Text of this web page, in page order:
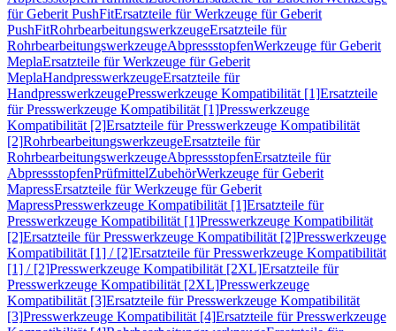
für Geberit PushFitErsatzteile für Werkzeuge für Geberit
PushFitRohrbearbeitungswerkzeugeErsatzteile für
RohrbearbeitungswerkzeugeAbpressstopfenWerkzeuge für Geberit
MeplaErsatzteile für Werkzeuge für Geberit
MeplaHandpresswerkzeugeErsatzteile für
HandpresswerkzeugePresswerkzeuge Kompatibilität [1]Ersatzteile
für Presswerkzeuge Kompatibilität [1]Presswerkzeuge
Kompatibilität [2]Ersatzteile für Presswerkzeuge Kompatibilität
[2]RohrbearbeitungswerkzeugeErsatzteile für
RohrbearbeitungswerkzeugeAbpressstopfenErsatzteile für
AbpressstopfenPrüfmittelZubehörWerkzeuge für Geberit
MapressErsatzteile für Werkzeuge für Geberit
MapressPresswerkzeuge Kompatibilität [1]Ersatzteile für
Presswerkzeuge Kompatibilität [1]Presswerkzeuge Kompatibilität
[2]Ersatzteile für Presswerkzeuge Kompatibilität [2]Presswerkzeuge
Kompatibilität [1] / [2]Ersatzteile für Presswerkzeuge Kompatibilität
[1] / [2]Presswerkzeuge Kompatibilität [2XL]Ersatzteile für
Presswerkzeuge Kompatibilität [2XL]Presswerkzeuge
Kompatibilität [3]Ersatzteile für Presswerkzeuge Kompatibilität
[3]Presswerkzeuge Kompatibilität [4]Ersatzteile für Presswerkzeuge